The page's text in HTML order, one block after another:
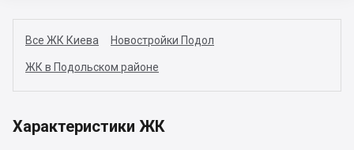
Все ЖК Киева Новостройки Подол
ЖК в Подольском районе
Характеристики ЖК